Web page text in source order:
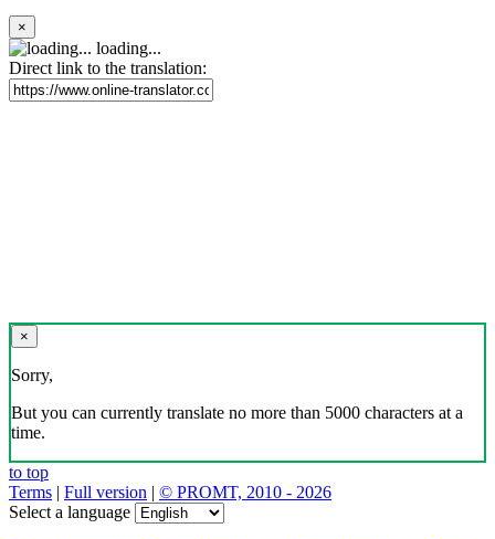
×
loading...
Direct link to the translation:
×
Sorry,
But you can currently translate no more than 5000 characters at a
time.
to top
Terms | Full version | © PROMT, 2010 - 2026
Select a language